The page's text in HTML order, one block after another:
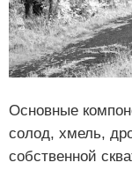
Основные
солод, хмель,
собственной